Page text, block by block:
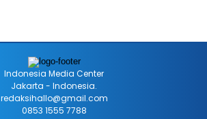
Indonesia Media Center
Jakarta - Indonesia.
redaksihallo@gmail.com
0853 1555 7788